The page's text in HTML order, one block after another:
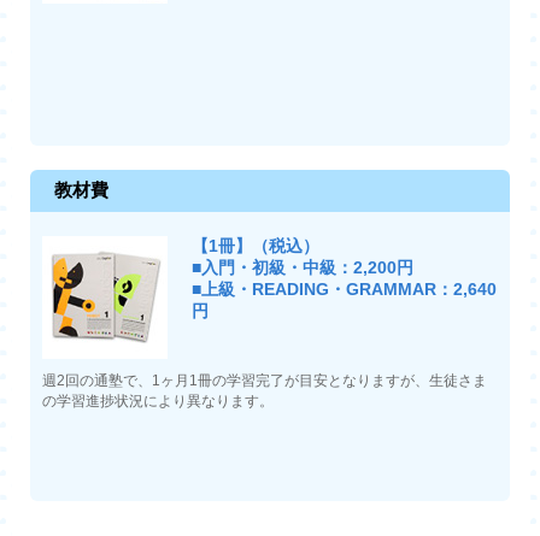
教材費
【1冊】（税込）
■入門・初級・中級：2,200円
■上級・READING・GRAMMAR：2,640
円
週2回の通塾で、1ヶ月1冊の学習完了が目安となりますが、生徒さま
の学習進捗状況により異なります。